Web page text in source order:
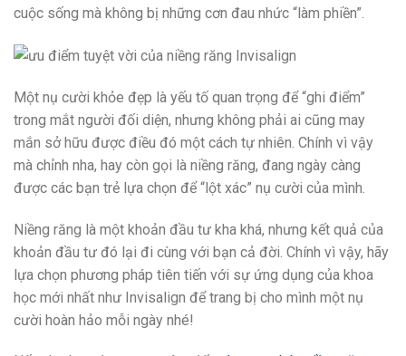
cuộc sống mà không bị những cơn đau nhức “làm phiền”.
Một nụ cười khỏe đẹp là yếu tố quan trọng để “ghi điểm”
trong mắt người đối diện, nhưng không phải ai cũng may
mắn sở hữu được điều đó một cách tự nhiên. Chính vì vậy
mà chỉnh nha, hay còn gọi là niềng răng, đang ngày càng
được các bạn trẻ lựa chọn để “lột xác” nụ cười của mình.
Niềng răng là một khoản đầu tư kha khá, nhưng kết quả của
khoản đầu tư đó lại đi cùng với bạn cả đời. Chính vì vậy, hãy
lựa chọn phương pháp tiên tiến với sự ứng dụng của khoa
học mới nhất như Invisalign để trang bị cho mình một nụ
cười hoàn hảo mỗi ngày nhé!